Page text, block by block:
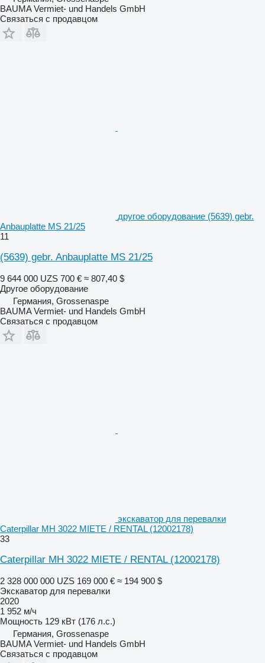
BAUMA Vermiet- und Handels GmbH
Связаться с продавцом
другое оборудование (5639) gebr.
Anbauplatte MS 21/25
11
(5639) gebr. Anbauplatte MS 21/25
9 644 000 UZS 700 € ≈ 807,40 $
Другое оборудование
Германия, Grossenaspe
BAUMA Vermiet- und Handels GmbH
Связаться с продавцом
экскаватор для перевалки
Caterpillar MH 3022 MIETE / RENTAL (12002178)
33
Caterpillar MH 3022 MIETE / RENTAL (12002178)
2 328 000 000 UZS 169 000 € ≈ 194 900 $
Экскаватор для перевалки
2020
1 952 м/ч
Мощность 129 кВт (176 л.с.)
Германия, Grossenaspe
BAUMA Vermiet- und Handels GmbH
Связаться с продавцом